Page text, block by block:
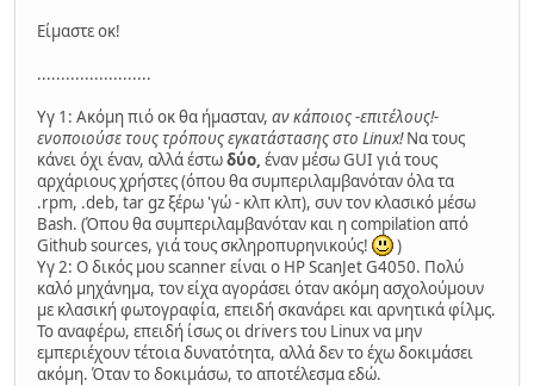
Είμαστε οκ!
........................
Υγ 1: Ακόμη πιό οκ θα ήμασταν, αν κάποιος -επιτέλους!-
ενοποιούσε τους τρόπους εγκατάστασης στο Linux!Να τους
κάνει όχι έναν, αλλά έστωδύο, έναν μέσω GUI γιά τους
αρχάριους χρήστες (όπου θα συμπεριλαμβανόταν όλα τα
.rpm, .deb, tar gz ξέρω 'γώ - κλπ κλπ), συν τον κλασικό μέσω
Bash. (Όπου θα συμπεριλαμβανόταν και η compilation από
Github sources, γιά τους σκληροπυρηνικούς!
)
Υγ 2: Ο δικός μου scanner είναι ο HP ScanJet G4050. Πολύ
καλό μηχάνημα, τον είχα αγοράσει όταν ακόμη ασχολούμουν
με κλασική φωτογραφία, επειδή σκανάρει και αρνητικά φίλμς.
Το αναφέρω, επειδή ίσως οι drivers του Linux να μην
εμπεριέχουν τέτοια δυνατότητα, αλλά δεν το έχω δοκιμάσει
ακόμη. Όταν το δοκιμάσω, το αποτέλεσμα εδώ.